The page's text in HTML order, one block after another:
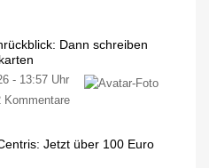
Dann schreiben
- 13:57 Uhr
Kommentare
Jetzt über 100 Euro